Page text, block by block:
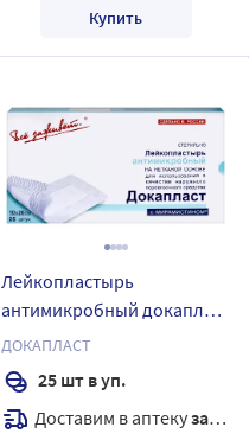
Купить
Лейкопластырь
антимикробный докапласт
10х20 см 25 шт./с
мирамистином
ДОКАПЛАСТ
25 шт в уп.
Доставим в аптекузавтра